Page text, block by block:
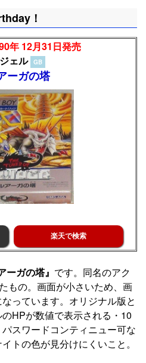
！
年 12月31日発売
ェル
GB
ーガの塔
楽天で検索
ーガの塔』 です。同名のアク
もの。画面が小さいため、画
っています。オリジナル版と
HPが数値で表示される・10
スワードコンティニュー可な
トの色が見分けにくいこと。